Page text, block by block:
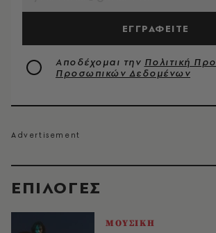
EΠΙΛΟΓΈΣ
ΜΟΥΣΙΚΗ
ΕΓΓΡΑΦΕΙΤΕ
Αποδέχομαι την Πολιτική
Προσωπικών Δεδομένων